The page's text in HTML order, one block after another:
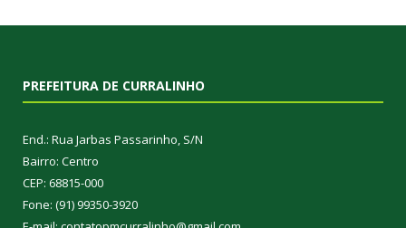
PREFEITURA DE CURRALINHO
End.: Rua Jarbas Passarinho, S/N
Bairro: Centro
CEP: 68815-000
Fone: (91) 99350-3920